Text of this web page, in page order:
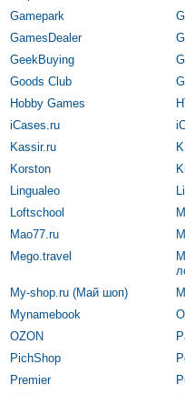
Gamepark
GamesDealer
GeekBuying
Goods Club
Hobby Games
iCases.ru
Kassir.ru
Korston
Lingualeo
Loftschool
Mao77.ru
Mego.travel
My-shop.ru (Май шоп)
Mynamebook
OZON
PichShop
Premier